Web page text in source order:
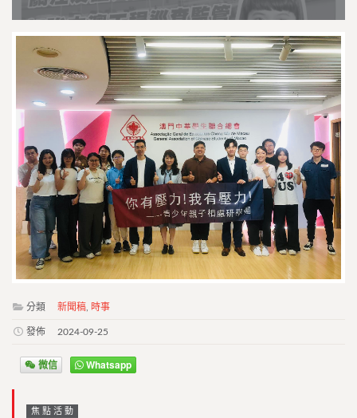
分類 新聞稿, 時事
發佈 2024-09-25
微信 Whatsapp
焦點活動